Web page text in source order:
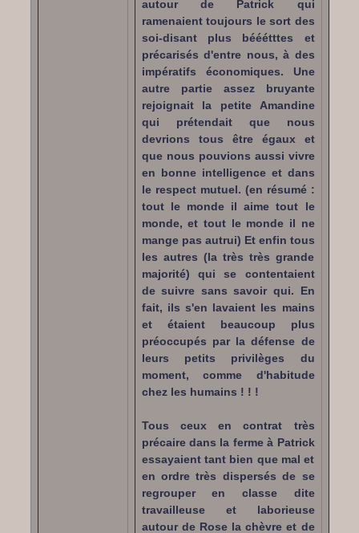
autour de Patrick qui
ramenaient toujours le sort des
soi-disant plus bééétttes et
précarisés d'entre nous, à des
impératifs économiques. Une
autre partie assez bruyante
rejoignait la petite Amandine
qui prétendait que nous
devrions tous être égaux et
que nous pouvions aussi vivre
en bonne intelligence et dans
le respect mutuel. (en résumé :
tout le monde il aime tout le
monde, et tout le monde il ne
mange pas autrui) Et enfin tous
les autres (la très très grande
majorité) qui se contentaient
de suivre sans savoir qui. En
fait, ils s'en lavaient les mains
et étaient beaucoup plus
préoccupés par la défense de
leurs petits privilèges du
moment, comme d'habitude
chez les humains ! ! !
Tous ceux en contrat très
précaire dans la ferme à Patrick
essayaient tant bien que mal et
en ordre très dispersés de se
regrouper en classe dite
travailleuse et laborieuse
autour de Rose la chèvre et de